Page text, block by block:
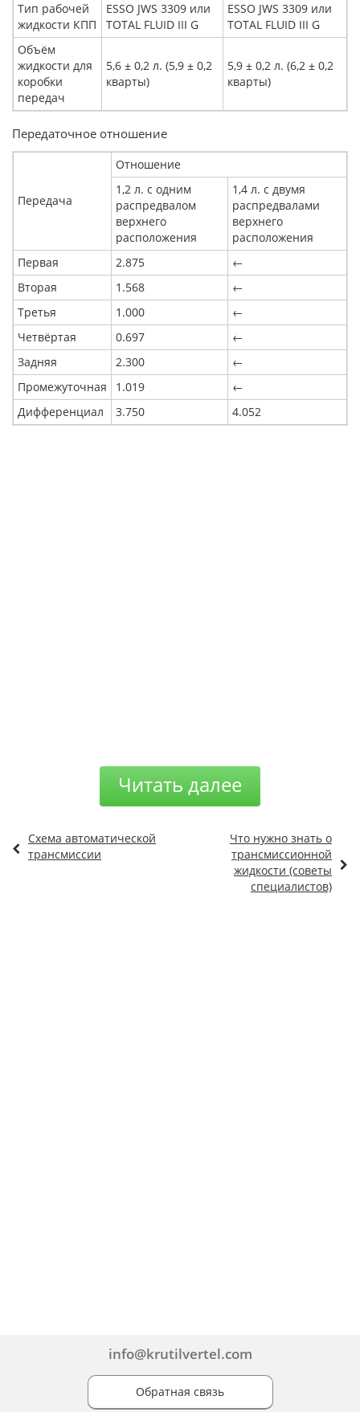
Тип рабочей
жидкости КПП
ESSO JWS 3309 или
TOTAL FLUID III G
ESSO JWS 3309 или
TOTAL FLUID III G
Объём
жидкости для
коробки
передач
5,6 ± 0,2 л. (5,9 ± 0,2
кварты)
5,9 ± 0,2 л. (6,2 ± 0,2
кварты)
Передаточное отношение
Передача
Отношение
1,2 л. с одним
распредвалом
верхнего
расположения
1,4 л. с двумя
распредвалами
верхнего
расположения
Первая
2.875
←
Вторая
1.568
←
Третья
1.000
←
Четвёртая
0.697
←
Задняя
2.300
←
Промежуточная
1.019
←
Дифференциал
3.750 4.052
Читать далее
Схема автоматической
трансмиссии
Что нужно знать о
трансмиссионной
жидкости (советы
специалистов)
info@krutilvertel.com
Обратная связь